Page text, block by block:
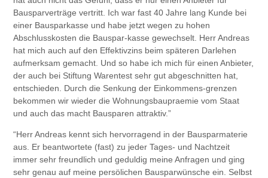
Bausparverträge vertritt. Ich war fast 40 Jahre lang Kunde bei
einer Bausparkasse und habe jetzt wegen zu hohen
Abschlusskosten die Bauspar-kasse gewechselt. Herr Andreas
hat mich auch auf den Effektivzins beim späteren Darlehen
aufmerksam gemacht. Und so habe ich mich für einen Anbieter,
der auch bei Stiftung Warentest sehr gut abgeschnitten hat,
entschieden. Durch die Senkung der Einkommens-grenzen
bekommen wir wieder die Wohnungsbaupraemie vom Staat
und auch das macht Bausparen attraktiv.”
“Herr Andreas kennt sich hervorragend in der Bausparmaterie
aus. Er beantwortete (fast) zu jeder Tages- und Nachtzeit
immer sehr freundlich und geduldig meine Anfragen und ging
sehr genau auf meine persölichen Bausparwünsche ein. Selbst